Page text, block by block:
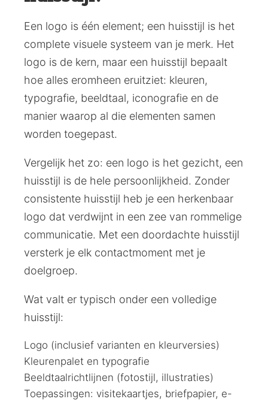
Een logo is één element; een huisstijl is het
complete visuele systeem van je merk. Het
logo is de kern, maar een huisstijl bepaalt
hoe alles eromheen eruitziet: kleuren,
typografie, beeldtaal, iconografie en de
manier waarop al die elementen samen
worden toegepast.
Vergelijk het zo: een logo is het gezicht, een
huisstijl is de hele persoonlijkheid. Zonder
consistente huisstijl heb je een herkenbaar
logo dat verdwijnt in een zee van rommelige
communicatie. Met een doordachte huisstijl
versterk je elk contactmoment met je
doelgroep.
Wat valt er typisch onder een volledige
huisstijl:
Logo (inclusief varianten en kleurversies)
Kleurenpalet en typografie
Beeldtaalrichtlijnen (fotostijl, illustraties)
Toepassingen: visitekaartjes, briefpapier, e-